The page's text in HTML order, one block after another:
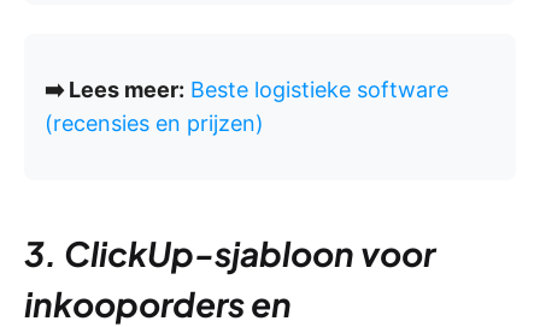
➡️ Lees meer: Beste logistieke software
(recensies en prijzen)
3. ClickUp-sjabloon voor
inkooporders en